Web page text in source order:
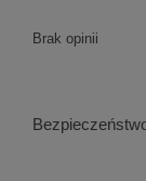
Brak opinii